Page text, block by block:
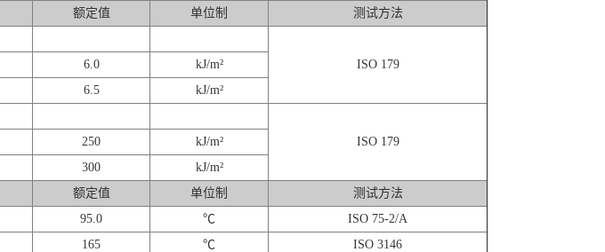
额定值 单位制
测试方法
ISO 179
6.0
kJ/m²
6.5
kJ/m²
ISO 179
250
kJ/m²
300
kJ/m²
额定值 单位制
测试方法
95.0 ℃
ISO 75-2/A
165 ℃
ISO 3146